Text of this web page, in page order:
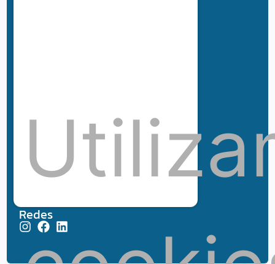
Chez Bernard
Su Misura
Redes